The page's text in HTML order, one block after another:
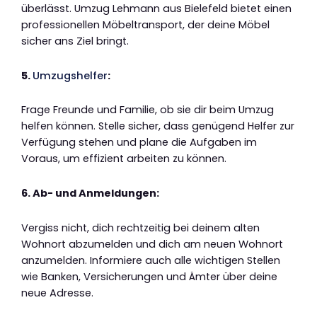
überlässt. Umzug Lehmann aus Bielefeld bietet einen
professionellen Möbeltransport, der deine Möbel
sicher ans Ziel bringt.
5. Umzugshelfer:
Frage Freunde und Familie, ob sie dir beim Umzug
helfen können. Stelle sicher, dass genügend Helfer zur
Verfügung stehen und plane die Aufgaben im
Voraus, um effizient arbeiten zu können.
6. Ab- und Anmeldungen:
Vergiss nicht, dich rechtzeitig bei deinem alten
Wohnort abzumelden und dich am neuen Wohnort
anzumelden. Informiere auch alle wichtigen Stellen
wie Banken, Versicherungen und Ämter über deine
neue Adresse.